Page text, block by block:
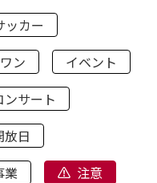
ッカー
ン
イベント
ンサート
放日
業
注意